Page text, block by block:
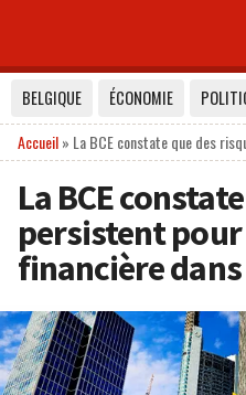
BELGIQUE ÉCONOMIE
Accueil» La BCE constate que des
La BCE
persistent
financière